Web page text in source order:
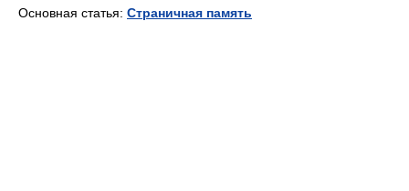
Основная статья: Страничная память